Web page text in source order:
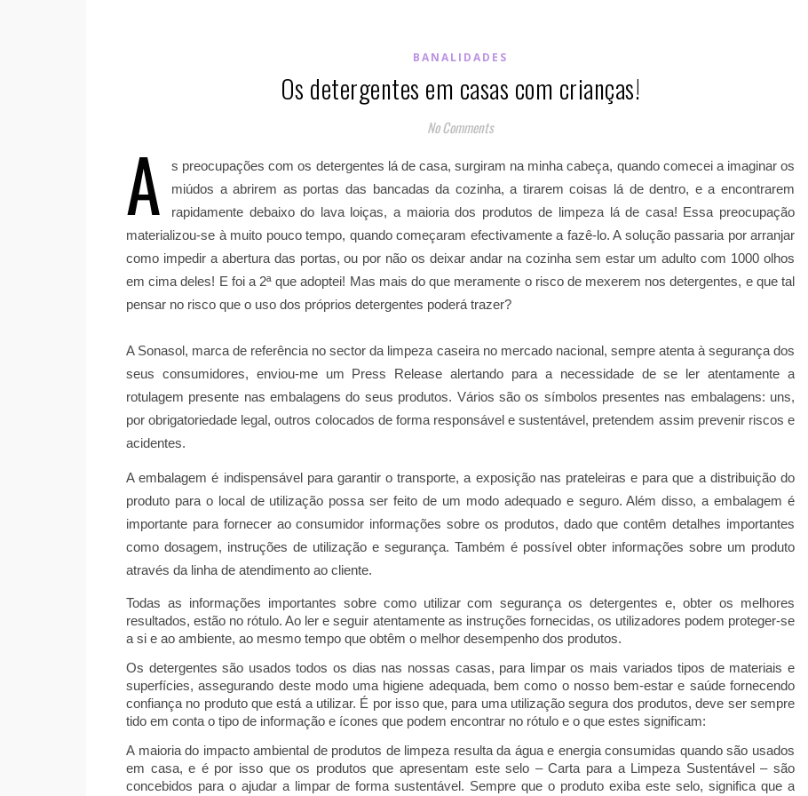
BANALIDADES
Os detergentes em casas com crianças!
No Comments
A
s preocupações com os detergentes lá de casa, surgiram na minha cabeça, quando comecei a imaginar os
miúdos a abrirem as portas das bancadas da cozinha, a tirarem coisas lá de dentro, e a encontrarem
rapidamente debaixo do lava loiças, a maioria dos produtos de limpeza lá de casa! Essa preocupação
materializou-se à muito pouco tempo, quando começaram efectivamente a fazê-lo. A solução passaria por arranjar
como impedir a abertura das portas, ou por não os deixar andar na cozinha sem estar um adulto com 1000 olhos
em cima deles! E foi a 2ª que adoptei! Mas mais do que meramente o risco de mexerem nos detergentes, e que tal
pensar no risco que o uso dos próprios detergentes poderá trazer?
A Sonasol, marca de referência no sector da limpeza caseira no mercado nacional, sempre atenta à segurança dos
seus consumidores, enviou-me um Press Release alertando para a necessidade de se ler atentamente a
rotulagem presente nas embalagens do seus produtos. Vários são os símbolos presentes nas embalagens: uns,
por obrigatoriedade legal, outros colocados de forma responsável e sustentável, pretendem assim prevenir riscos e
acidentes.
A embalagem é indispensável para garantir o transporte, a exposição nas prateleiras e para que a distribuição do
produto para o local de utilização possa ser feito de um modo adequado e seguro. Além disso, a embalagem é
importante para fornecer ao consumidor informações sobre os produtos, dado que contêm detalhes importantes
como dosagem, instruções de utilização e segurança. Também é possível obter informações sobre um produto
através da linha de atendimento ao cliente.
Todas as informações importantes sobre como utilizar com segurança os detergentes e, obter os melhores
resultados, estão no rótulo. Ao ler e seguir atentamente as instruções fornecidas, os utilizadores podem proteger-se
a si e ao ambiente, ao mesmo tempo que obtêm o melhor desempenho dos produtos.
Os detergentes são usados todos os dias nas nossas casas, para limpar os mais variados tipos de materiais e
superfícies, assegurando deste modo uma higiene adequada, bem como o nosso bem-estar e saúde fornecendo
confiança no produto que está a utilizar. É por isso que, para uma utilização segura dos produtos, deve ser sempre
tido em conta o tipo de informação e ícones que podem encontrar no rótulo e o que estes significam:
Amaioria do impacto ambiental de produtos de limpeza resulta da água e energia consumidas quando são usados
em casa, e é por isso que os produtos que apresentam este selo – Carta para a Limpeza Sustentável – são
concebidos para o ajudar a limpar de forma sustentável. Sempre que o produto exiba este selo, significa que a